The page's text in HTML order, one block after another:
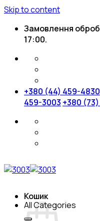
Skip to content
Замовлення
17:00.
+380 (44) 459-4830
459-3003 +380 (73)
Кошик
All Categories